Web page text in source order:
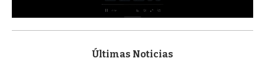
s
Últimas Noticias